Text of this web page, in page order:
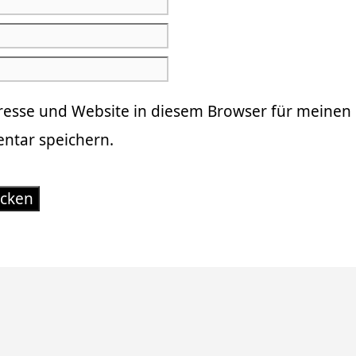
und Website in diesem Browser für meinen
speichern.